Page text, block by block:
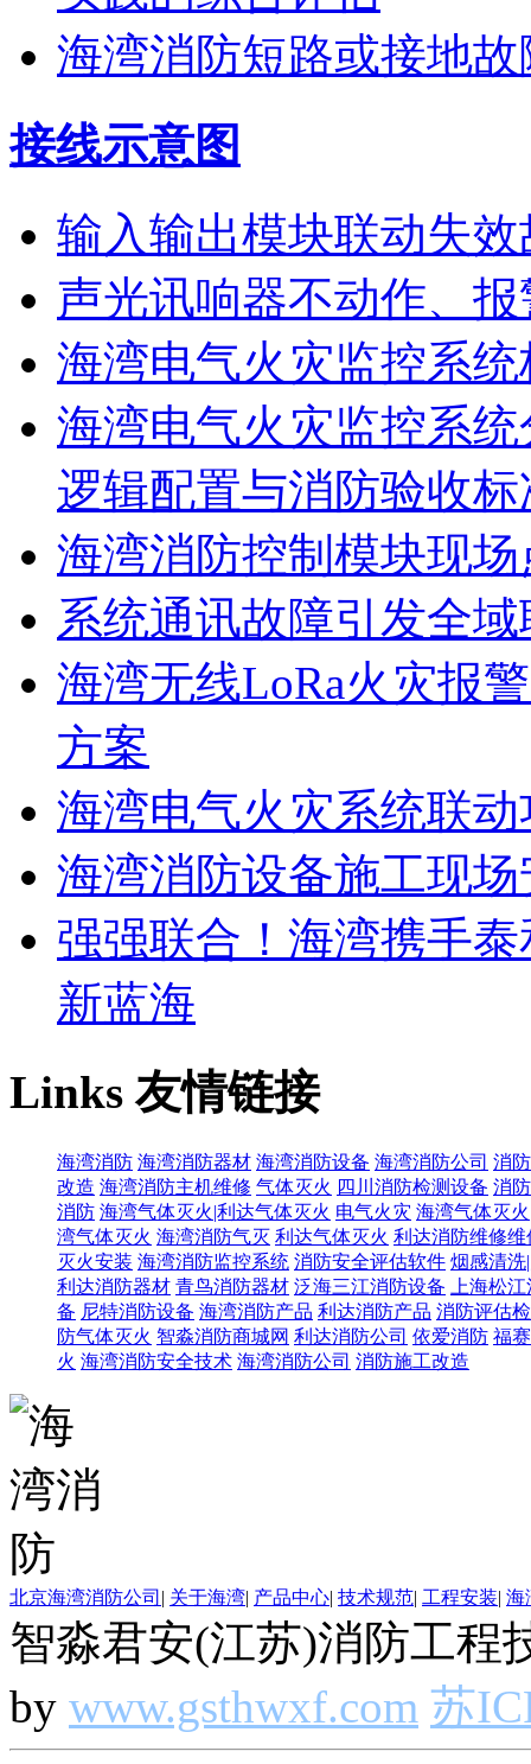
海湾消防短路或接地
接线示意图
输入输出模块联动失效
声光讯响器不动作、
海湾电气火灾监控系
海湾电气火灾监控系
逻辑配置与消防验收标
海湾消防控制模块现
系统通讯故障引发全
海湾无线LoRa火灾报
方案
海湾电气火灾系统联
海湾消防设备施工现
强强联合！海湾携手
新蓝海
Links友情链接
海湾消防 海湾消防器材 海湾消防设备 海湾消防公司 消
改造 海湾消防主机维修 气体灭火 四川消防检测设备 消
消防 海湾气体灭火|利达气体灭火 电气火灾 海湾气体灭
湾气体灭火 海湾消防气灭 利达气体灭火 利达消防维修维
灭火安装 海湾消防监控系统 消防安全评估软件 烟感清洗
利达消防器材 青鸟消防器材 泛海三江消防设备
上海松
备 尼特消防设备 海湾消防产品 利达消防产品 消防评估
防气体灭火 智淼消防商城网 利达消防公司 依爱消防 福
火 海湾消防安全技术 海湾消防公司 消防施工改造
北京海湾消防公司 | 关于海湾| 产品中心| 技术规范| 工程安装| 海
智淼君安(江苏)消防工程
by www.gsthwxf.com 苏